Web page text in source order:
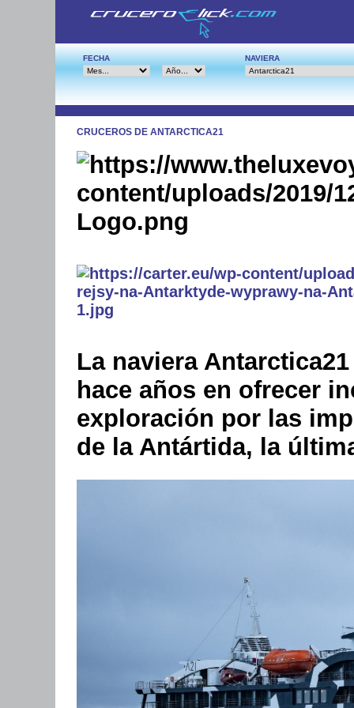
FECHA NAVIERA
CRUCEROS DE ANTARCTICA21
La naviera
hace años en ofrecer
exploración por las
de la Antártida, la